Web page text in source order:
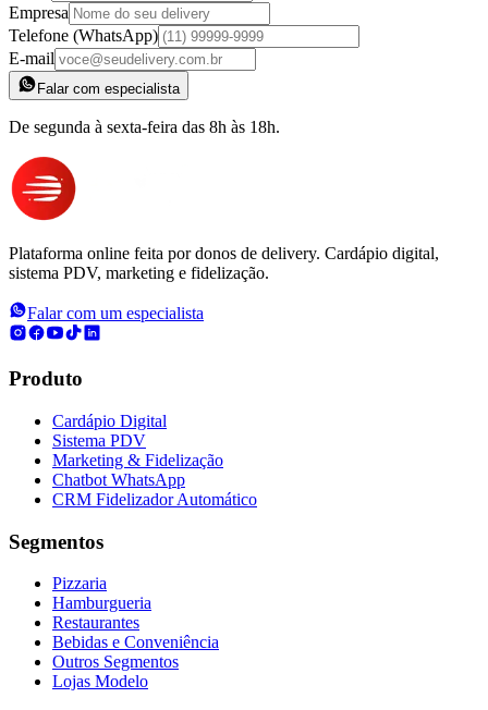
Empresa
Telefone (WhatsApp)
E-mail
Falar com especialista
De segunda à sexta-feira das 8h às 18h.
Plataforma online feita por donos de delivery. Cardápio digital,
sistema PDV, marketing e fidelização.
Falar com um especialista
Produto
Cardápio Digital
Sistema PDV
Marketing & Fidelização
Chatbot WhatsApp
CRM Fidelizador Automático
Segmentos
Pizzaria
Hamburgueria
Restaurantes
Bebidas e Conveniência
Outros Segmentos
Lojas Modelo